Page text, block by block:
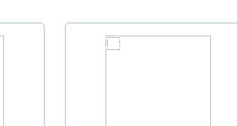
40%